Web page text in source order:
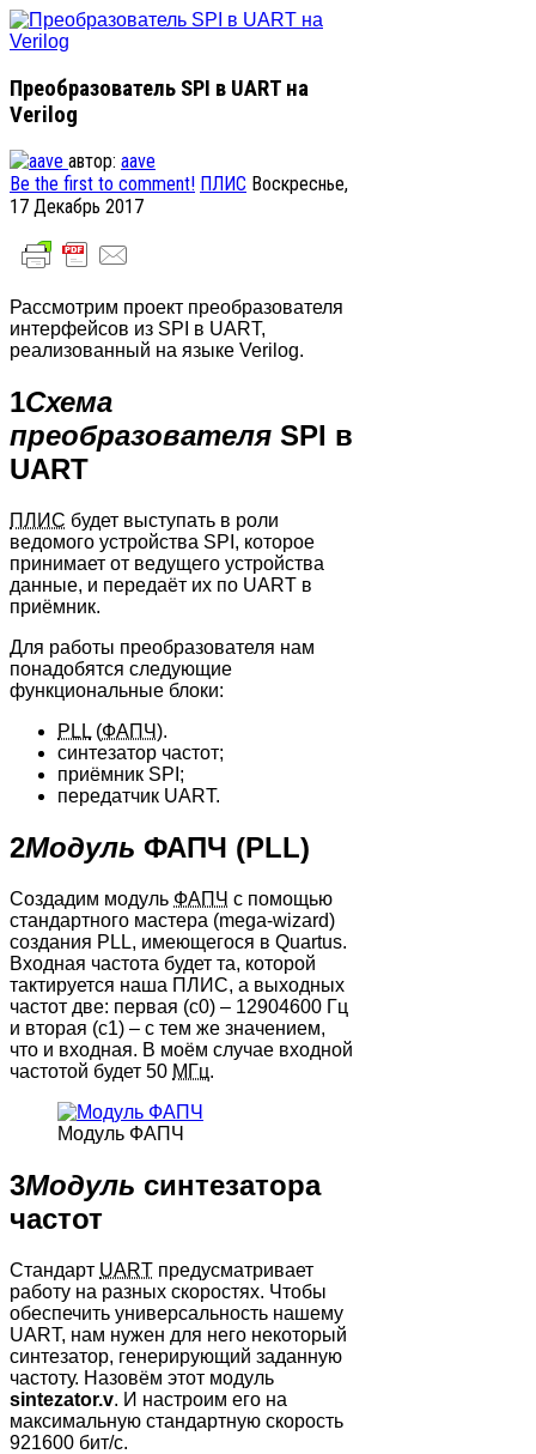
Преобразователь SPI в UART на
Verilog
автор: aave
Be the first to comment! ПЛИС Воскреснье,
17 Декабрь 2017
Рассмотрим проект преобразователя
интерфейсов из SPI в UART,
реализованный на языке Verilog.
1Схема
преобразователя SPI в
UART
ПЛИС будет выступать в роли
ведомого устройства SPI, которое
принимает от ведущего устройства
данные, и передаёт их по UART в
приёмник.
Для работы преобразователя нам
понадобятся следующие
функциональные блоки:
PLL (ФАПЧ).
синтезатор частот;
приёмник SPI;
передатчик UART.
2Модуль ФАПЧ (PLL)
Создадим модуль ФАПЧ с помощью
стандартного мастера (mega-wizard)
создания PLL, имеющегося в Quartus.
Входная частота будет та, которой
тактируется наша ПЛИС, а выходных
частот две: первая (с0) – 12904600 Гц
и вторая (с1) – с тем же значением,
что и входная. В моём случае входной
частотой будет 50 МГц.
Модуль ФАПЧ
3Модуль синтезатора
частот
Стандарт UART предусматривает
работу на разных скоростях. Чтобы
обеспечить универсальность нашему
UART, нам нужен для него некоторый
синтезатор, генерирующий заданную
частоту. Назовём этот модуль
sintezator.v. И настроим его на
максимальную стандартную скорость
921600 бит/с.